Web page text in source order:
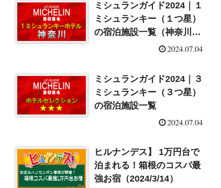
ミシュランガイド2024｜１
ミシュランキー（１つ星）
の宿泊施設一覧（神奈川
2024.07.04
ミシュランガイド2024｜３
ミシュランキー（３つ星）
の宿泊施設一覧
2024.07.04
ヒルナンデス】 1万円台で
泊まれる！箱根のコスパ最
強お宿（2024/3/14）